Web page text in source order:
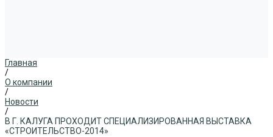
Главная
/
О компании
/
Новости
/
В Г. КАЛУГА ПРОХОДИТ СПЕЦИАЛИЗИРОВАННАЯ ВЫСТАВКА
«СТРОИТЕЛЬСТВО-2014»